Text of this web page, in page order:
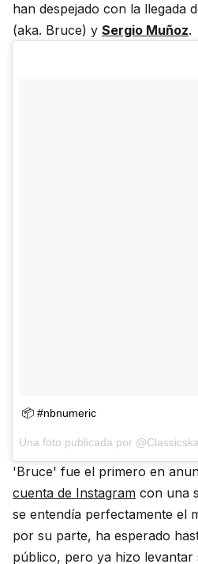
han despejado con la llegada
(aka. Bruce) y Sergio Muñoz.
📦 #nbnumeric
'Bruce' fue el primero en
cuenta de Instagram con una
se entendía perfectamente el
por su parte, ha esperado
público, pero ya hizo levantar